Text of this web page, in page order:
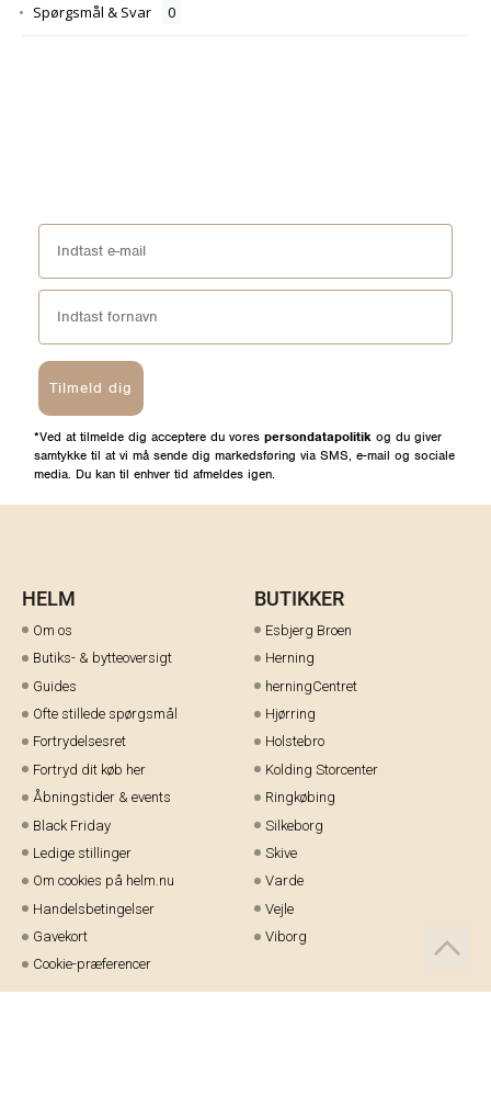
Spørgsmål & Svar
Tilmeld dig
*Ved at tilmelde dig acceptere du vores persondatapolitik og du giver
samtykke til at vi må sende dig markedsføring via SMS, e-mail og sociale
media. Du kan til enhver tid afmeldes igen.
HELM
Om os
Butiks- & bytteoversigt
Guides
Ofte stillede spørgsmål
Fortrydelsesret
Fortryd dit køb her
Åbningstider & events
Black Friday
Ledige stillinger
Om cookies på helm.nu
Handelsbetingelser
Gavekort
Cookie-præferencer
BUTIKKER
Esbjerg Broen
Herning
herningCentret
Hjørring
Holstebro
Kolding Storcenter
Ringkøbing
Silkeborg
Skive
Varde
Vejle
Viborg